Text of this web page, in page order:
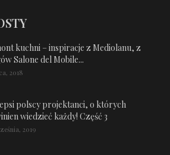
kuchni – inspiracje z Mediolanu, z
Salone del Mobile...
2018
polscy projektanci, o których
wiedzieć każdy! Część 3
2019